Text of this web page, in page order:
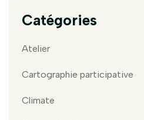
Catégories
Atelier
Cartographie participative
Climate